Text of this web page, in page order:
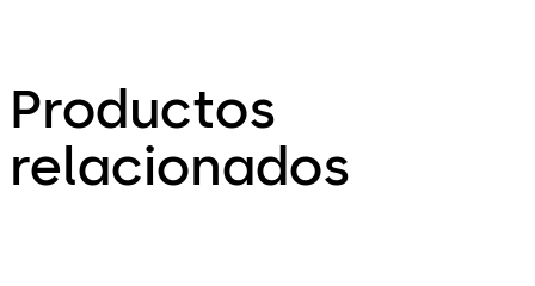
Productos
relacionados